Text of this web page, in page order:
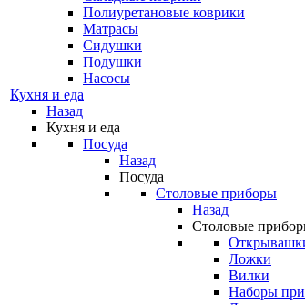
Полиуретановые коврики
Матрасы
Сидушки
Подушки
Насосы
Кухня и еда
Назад
Кухня и еда
Посуда
Назад
Посуда
Столовые приборы
Назад
Столовые
Ложки
Вилки
Наборы